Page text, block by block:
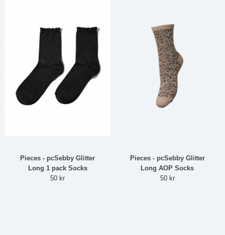
Pieces - pcSebby Glitter
Long 1 pack Socks
50 kr
Pieces - pcSebby Glitter
Long AOP Socks
50 kr